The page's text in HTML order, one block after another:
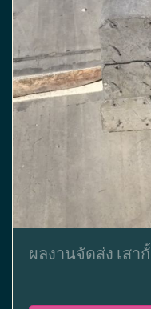
ผลงานจัดส่ง เสา